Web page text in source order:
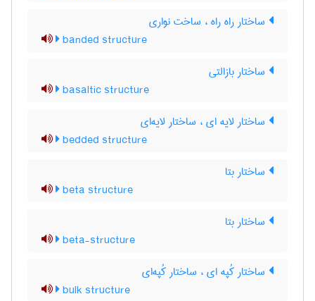
ساختار راه راه ، ساخت نواری
banded structure
ساختار بازالتی
basaltic structure
ساختار لایه ای ، ساختار لایه‌ای
bedded structure
ساختار بتا
beta structure
ساختار بتا
beta-structure
ساختار کُپه ای ، ساختار کُپه‌ای
bulk structure